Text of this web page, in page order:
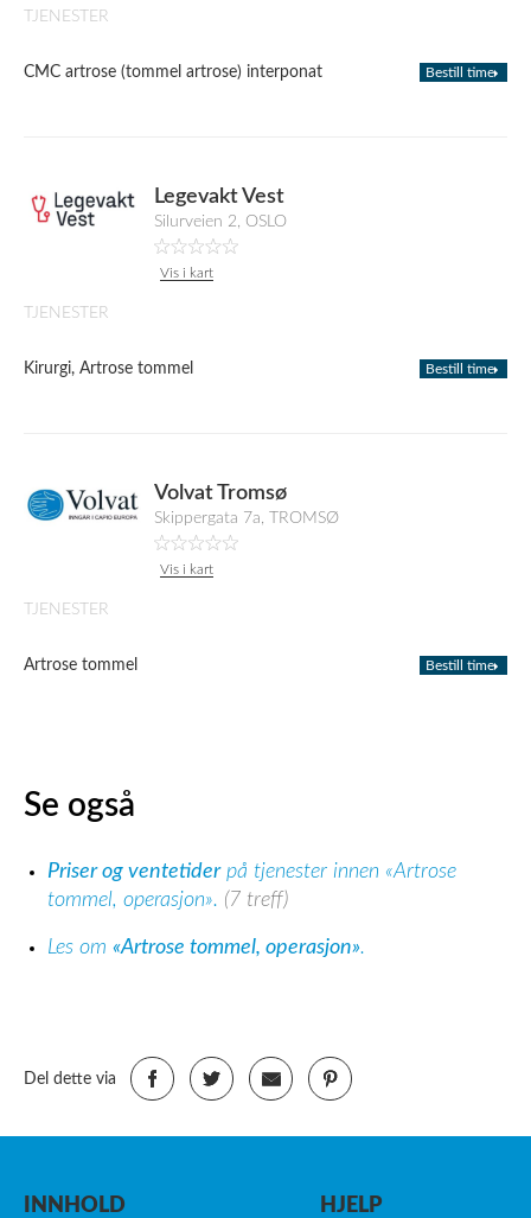
TJENESTER
CMC artrose (tommel artrose) interponat Bestill time
Legevakt Vest
Silurveien 2, OSLO
Vis i kart
TJENESTER
Kirurgi, Artrose tommel Bestill time
Volvat Tromsø
Skippergata 7a, TROMSØ
Vis i kart
TJENESTER
Artrose tommel Bestill time
Se også
Priser og ventetiderpå tjenester innen «Artrose
tommel, operasjon». (7 treff)
Les om «Artrose tommel, operasjon».
Del dette via
INNHOLD
HJELP